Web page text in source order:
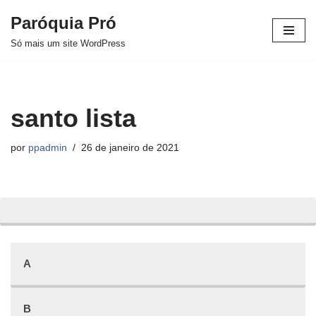
Pular
Paróquia Pró
Só mais um site WordPress
santo lista
por ppadmin 26 de janeiro de 2021
A
B